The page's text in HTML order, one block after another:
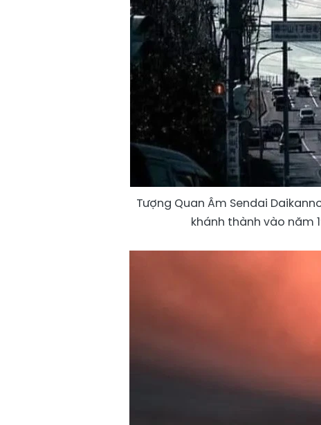
Tượng Quan Âm Sendai
khánh thành vào năm